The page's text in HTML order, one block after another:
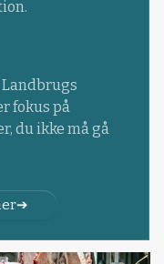
fokus på
du ikke må gå